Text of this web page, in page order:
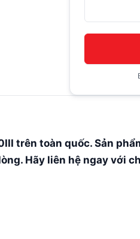
trên toàn quốc. Sản
Hãy liên hệ ngay với